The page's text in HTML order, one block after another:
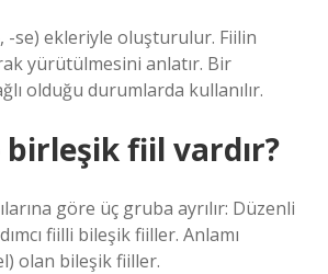
-se) ekleriyle oluşturulur. Fiilin
yürütülmesini anlatır. Bir
olduğu durumlarda kullanılır.
birleşik fiil vardır?
göre üç gruba ayrılır: Düzenli
fiilli bileşik fiiller. Anlamı
olan bileşik fiiller.